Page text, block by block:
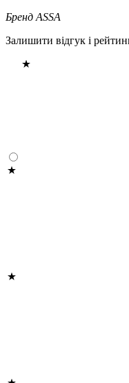
Бренд ASSA
Залишити відгук і